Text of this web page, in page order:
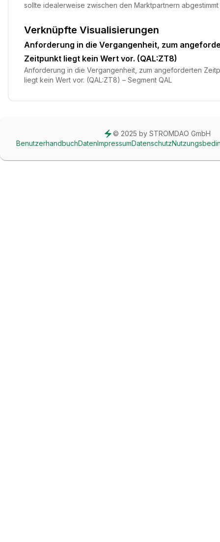
sollte idealerweise zwischen den Marktpartnern abgestimmt
Verknüpfte Visualisierungen
Anforderung in die Vergangenheit, zum
Zeitpunkt liegt kein Wert vor. (QAL:ZT8)
Anforderung in die Vergangenheit, zum angeforderten
liegt kein Wert vor. (QAL:ZT8) – Segment QAL
© 2025 by STROMDAO GmbH
BenutzerhandbuchDatenImpressumDatenschutz